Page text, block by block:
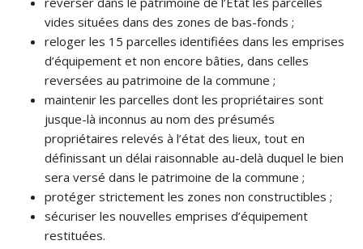
vides situées dans des zones de bas-fonds ;
reloger les 15 parcelles identifiées dans les emprises
d’équipement et non encore bâties, dans celles
reversées au patrimoine de la commune ;
maintenir les parcelles dont les propriétaires sont
jusque-là inconnus au nom des présumés
propriétaires relevés à l’état des lieux, tout en
définissant un délai raisonnable au-delà duquel le bien
sera versé dans le patrimoine de la commune ;
protéger strictement les zones non constructibles ;
sécuriser les nouvelles emprises d’équipement
restituées.